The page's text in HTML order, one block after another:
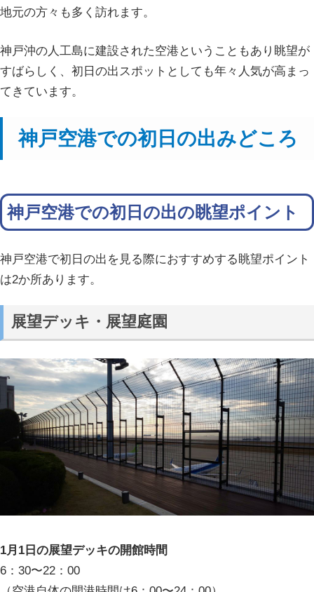
地元の方々も多く訪れます。
神戸沖の人工島に建設された空港ということもあり眺望が
すばらしく、初日の出スポットとしても年々人気が高まっ
てきています。
神戸空港での初日の出みどころ
神戸空港での初日の出の眺望ポイント
神戸空港で初日の出を見る際におすすめする眺望ポイント
は2か所あります。
展望デッキ・展望庭園
1月1日の展望デッキの開館時間
6：30〜22：00